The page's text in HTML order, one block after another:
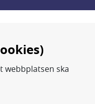
webbplatsen ska